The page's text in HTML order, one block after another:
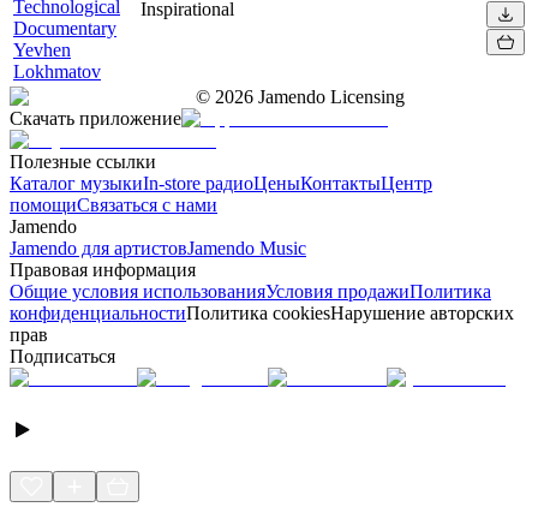
Technological
Documentary
Yevhen
Lokhmatov
Inspirational
© 2026 Jamendo Licensing
Скачать приложение
Полезные ссылки
Каталог музыкиIn-store радиоЦеныКонтактыЦентр
помощиСвязаться с нами
Jamendo
Jamendo для артистовJamendo Music
Правовая информация
Общие условия использованияУсловия продажиПолитика
конфиденциальностиПолитика cookiesНарушение авторских
прав
Подписаться